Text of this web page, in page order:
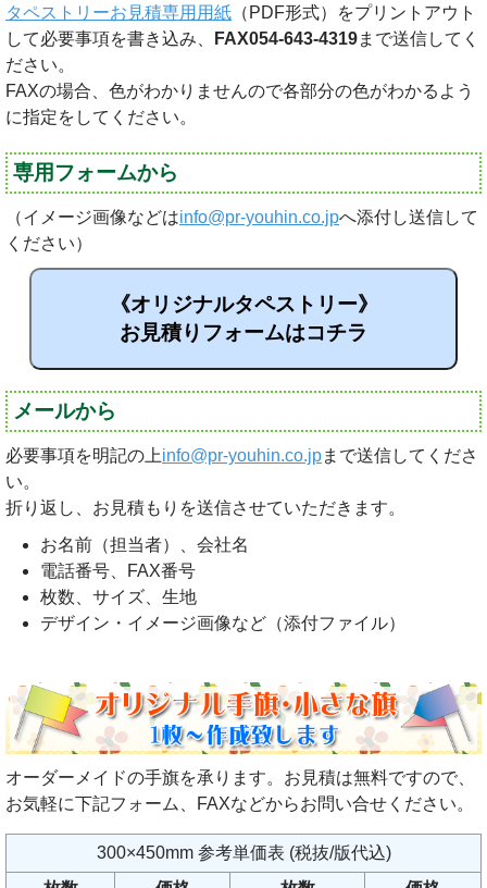
タペストリーお見積専用用紙 （PDF形式）をプリントアウト
して必要事項を書き込み、
FAX054-643-4319まで送信してく
ださい。
FAXの場合、色がわかりませんので各部分の色がわかるよう
に指定をしてください。
専用フォームから
（イメージ画像などはinfo@pr-youhin.co.jpへ添付し送信して
ください）
《オリジナルタペストリー》
お見積りフォームはコチラ
メールから
必要事項を明記の上info@pr-youhin.co.jpまで送信してくださ
い。
折り返し、お見積もりを送信させていただきます。
お名前（担当者）、会社名
電話番号、FAX番号
枚数、サイズ、生地
デザイン・イメージ画像など（添付ファイル）
オーダーメイドの手旗を承ります。お見積は無料ですので、
お気軽に下記フォーム、FAXなどからお問い合せください。
300×450mm 参考単価表 (税抜/版代込)